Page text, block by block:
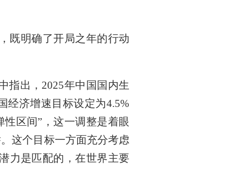
既明确了开局之年的行动
指出，2025年中国国内生
经济增速目标设定为4.5%
区间”，这一调整是着眼
这个目标一方面充分考虑
力是匹配的，在世界主要